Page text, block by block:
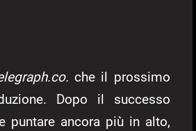
che il prossimo
Dopo il successo
puntare ancora più in alto,